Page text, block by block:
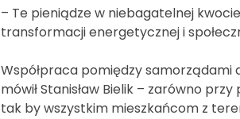
– Te pieniądze w niebagatelnej
transformacji energetycznej i
Współpraca pomiędzy samorządami
mówił Stanisław Bielik – zarówno
tak by wszystkim mieszkańcom z